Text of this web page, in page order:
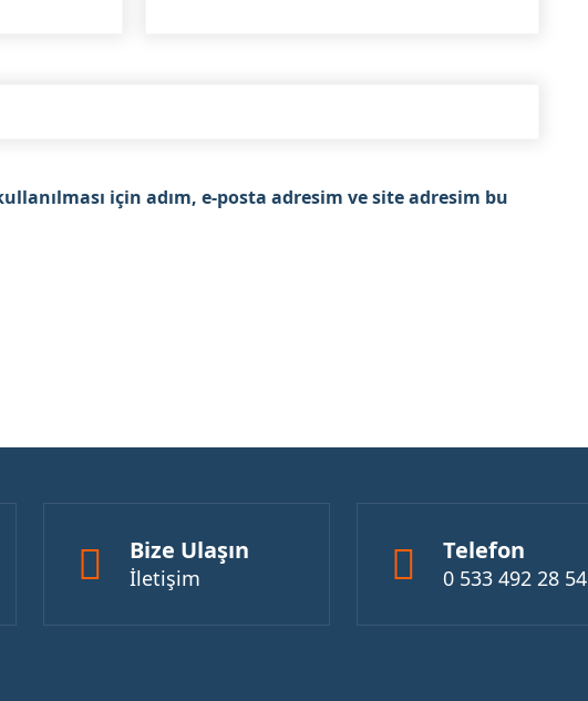
için adım, e-posta adresim ve site adresim bu
Bize Ulaşın
İletişim
Telefon
0 533 492 28 54